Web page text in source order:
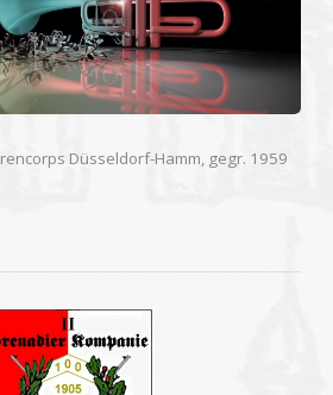
Düsseldorf-Hamm, gegr. 1959